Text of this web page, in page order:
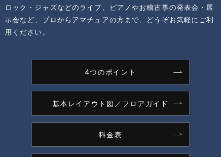
ロック・ジャズなどのライブ、ピアノやお稽古事の発表会・展
示会など、 プロからアマチュアの方まで、どうぞお気軽にご利
用ください。
4つのポイント
基本レイアウト図／フロアガイド
料金表